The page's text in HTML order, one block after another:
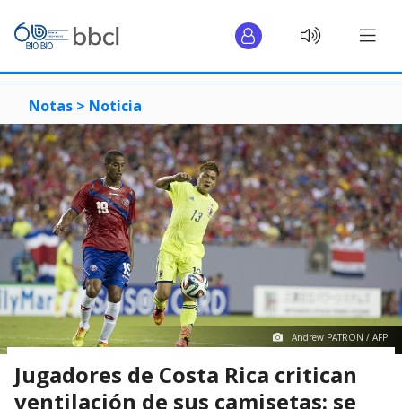
Notas > Noticia
Andrew PATRON / AFP
Jugadores de Costa Rica critican
ventilación de sus camisetas: se